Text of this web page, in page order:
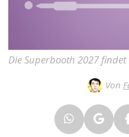
Die Superbooth 2027 findet
Von